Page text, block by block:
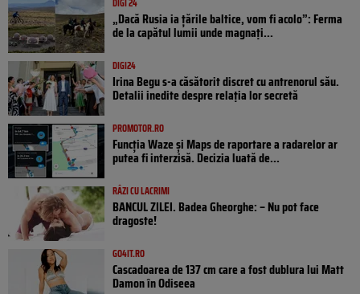
„Dacă Rusia ia țările baltice, vom fi acolo”: Ferma
de la capătul lumii unde magnați...
DIGI24
Irina Begu s-a căsătorit discret cu antrenorul său.
Detalii inedite despre relația lor secretă
PROMOTOR.RO
Funcția Waze și Maps de raportare a radarelor ar
putea fi interzisă. Decizia luată de...
RÂZI CU LACRIMI
BANCUL ZILEI. Badea Gheorghe: – Nu pot face
dragoste!
GO4IT.RO
Cascadoarea de 137 cm care a fost dublura lui Matt
Damon în Odiseea